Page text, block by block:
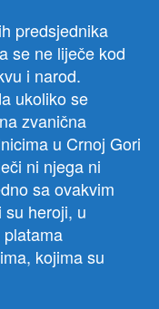
predsjednika
se ne liječe kod
i narod.
ukoliko se
zvanična
u Crnoj Gori
ni njega ni
sa ovakvim
heroji, u
kojima su